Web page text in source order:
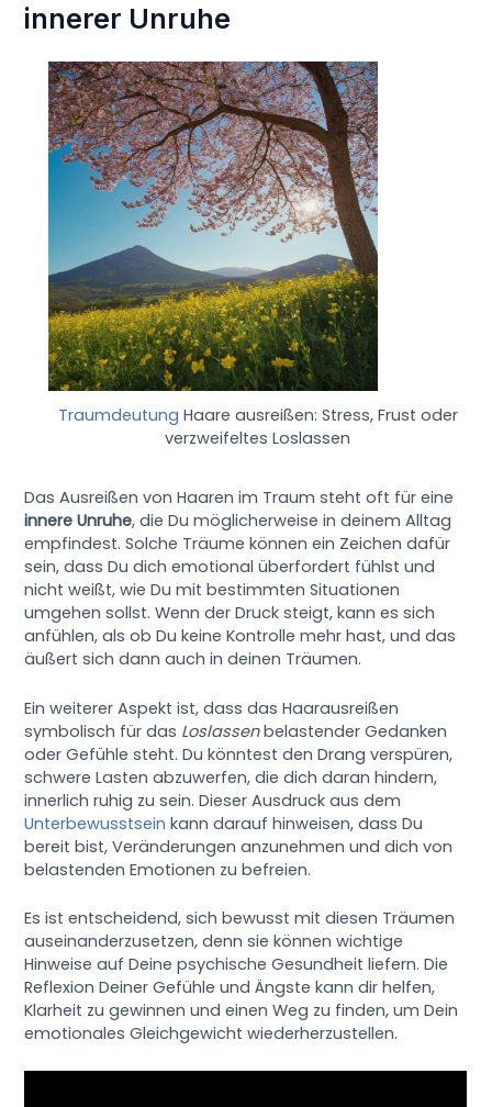
innerer Unruhe
Traumdeutung Haare ausreißen: Stress, Frust oder
verzweifeltes Loslassen
Das Ausreißen von Haaren im Traum steht oft für eine
innere Unruhe, die Du möglicherweise in deinem Alltag
empfindest. Solche Träume können ein Zeichen dafür
sein, dass Du dich emotional überfordert fühlst und
nicht weißt, wie Du mit bestimmten Situationen
umgehen sollst. Wenn der Druck steigt, kann es sich
anfühlen, als ob Du keine Kontrolle mehr hast, und das
äußert sich dann auch in deinen Träumen.
Ein weiterer Aspekt ist, dass das Haarausreißen
symbolisch für das Loslassenbelastender Gedanken
oder Gefühle steht. Du könntest den Drang verspüren,
schwere Lasten abzuwerfen, die dich daran hindern,
innerlich ruhig zu sein. Dieser Ausdruck aus dem
Unterbewusstsein kann darauf hinweisen, dass Du
bereit bist, Veränderungen anzunehmen und dich von
belastenden Emotionen zu befreien.
Es ist entscheidend, sich bewusst mit diesen Träumen
auseinanderzusetzen, denn sie können wichtige
Hinweise auf Deine psychische Gesundheit liefern. Die
Reflexion Deiner Gefühle und Ängste kann dir helfen,
Klarheit zu gewinnen und einen Weg zu finden, um Dein
emotionales Gleichgewicht wiederherzustellen.